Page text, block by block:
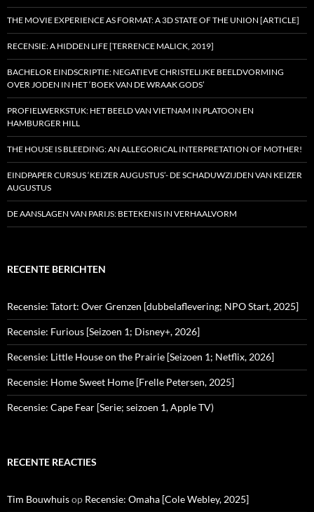
THE MOVIE EXPERIENCE AS FORMAT: A 3D STATE OF THE UNION [ARTICLE]
RECENSIE: A HIDDEN LIFE [TERRENCE MALICK, 2019]
BACHELOR EINDSCRIPTIE: NEGATIEVE CHRISTELIJKE BEELDVORMING
OVER JODEN IN HET ‘BOEK VAN DE WRAAK GODS’
PROFIELWERKSTUK: HET BEELD VAN VIETNAM IN PLATOON EN
HAMBURGER HILL
THE HOUSE IS BLEEDING: AN ALLEGORICAL INTERPRETATION OF MOTHER!
EINDPAPER CURSUS ‘KEIZER AUGUSTUS’- DE SCHADUWZIJDEN VAN KEIZER
AUGUSTUS
DE AANSLAGEN VAN PARIJS: BETEKENIS IN VERHAALVORM
RECENTE BERICHTEN
Recensie: Tatort: Over Grenzen [dubbelaflevering; NPO Start, 2025]
Recensie: Furious [Seizoen 1; Disney+, 2026]
Recensie: Little House on the Prairie [Seizoen 1; Netflix, 2026]
Recensie: Home Sweet Home [Frelle Petersen, 2025]
Recensie: Cape Fear [Serie; seizoen 1, Apple TV)
RECENTE REACTIES
Tim Bouwhuisop Recensie: Omaha [Cole Webley, 2025]